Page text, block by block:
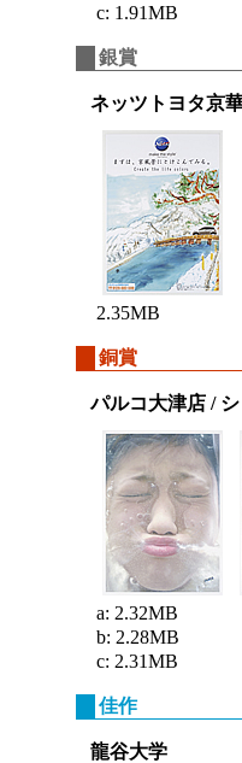
c: 1.91MB
銀賞
ネッツトヨタ京
2.35MB
銅賞
パルコ大津店 /
a: 2.32MB
b: 2.28MB
c: 2.31MB
佳作
龍谷大学